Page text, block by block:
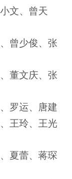
文、曾天
曾少俊、张
董文庆、张
罗运、唐建
王玲、王光
夏蕾、蒋琛